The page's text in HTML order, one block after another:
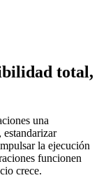
total,
una
la ejecución
funcionen
crece.